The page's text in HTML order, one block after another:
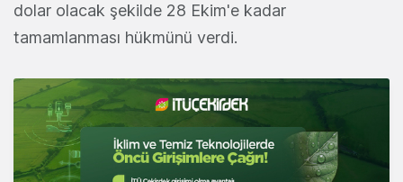
dolar olacak şekilde 28 Ekim'e kadar
tamamlanması hükmünü verdi.